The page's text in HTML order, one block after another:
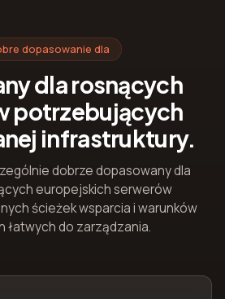
dopasowanie dla
dla rosnących
potrzebujących
infrastruktury.
dobrze dopasowany dla
europejskich serwerów
ścieżek wsparcia i warunków
łatwych do zarządzania.